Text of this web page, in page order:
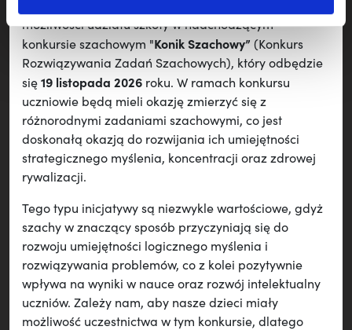
możliwości udziału szkoły w nadchodzącym
konkursie szachowym "Konik Szachowy” (Konkurs
Rozwiązywania Zadań Szachowych), który odbędzie
się19 listopada 2026 roku. W ramach konkursu
uczniowie będą mieli okazję zmierzyć się z
różnorodnymi zadaniami szachowymi, co jest
doskonałą okazją do rozwijania ich umiejętności
strategicznego myślenia, koncentracji oraz zdrowej
rywalizacji.
Tego typu inicjatywy są niezwykle wartościowe, gdyż
szachy w znaczący sposób przyczyniają się do
rozwoju umiejętności logicznego myślenia i
rozwiązywania problemów, co z kolei pozytywnie
wpływa na wyniki w nauce oraz rozwój intelektualny
uczniów. Zależy nam, aby nasze dzieci miały
możliwość uczestnictwa w tym konkursie, dlatego